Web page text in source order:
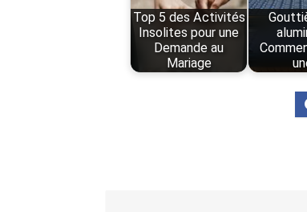
Top 5 des Activités
Insolites pour une
Demande au
Mariage